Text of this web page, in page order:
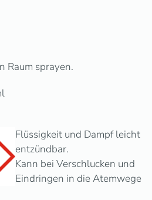
Raum sprayen.
Flüssigkeit und Dampf leicht
entzündbar.
Kann bei Verschlucken und
Eindringen in die Atemwege